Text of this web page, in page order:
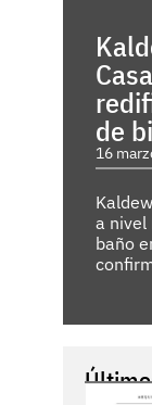
de
16
a nivel
baño